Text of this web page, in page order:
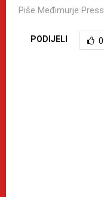
Piše Međimurje Press
PODIJELI 0